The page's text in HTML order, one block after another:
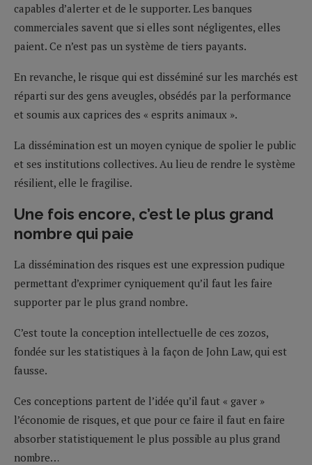
capables d’alerter et de le supporter. Les banques
commerciales savent que si elles sont négligentes, elles
paient. Ce n’est pas un système de tiers payants.
En revanche, le risque qui est disséminé sur les marchés est
réparti sur des gens aveugles, obsédés par la performance
et soumis aux caprices des « esprits animaux ».
La dissémination est un moyen cynique de spolier le public
et ses institutions collectives. Au lieu de rendre le système
résilient, elle le fragilise.
Une fois encore, c’est le plus grand
nombre qui paie
La dissémination des risques est une expression pudique
permettant d’exprimer cyniquement qu’il faut les faire
supporter par le plus grand nombre.
C’est toute la conception intellectuelle de ces zozos,
fondée sur les statistiques à la façon de John Law, qui est
fausse.
Ces conceptions partent de l’idée qu’il faut « gaver »
l’économie de risques, et que pour ce faire il faut en faire
absorber statistiquement le plus possible au plus grand
nombre…